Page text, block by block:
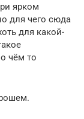
ярком
для чего сюда
для какой-
чём то